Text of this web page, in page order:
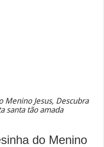
Menino Jesus, Descubra
santa tão amada
do Menino